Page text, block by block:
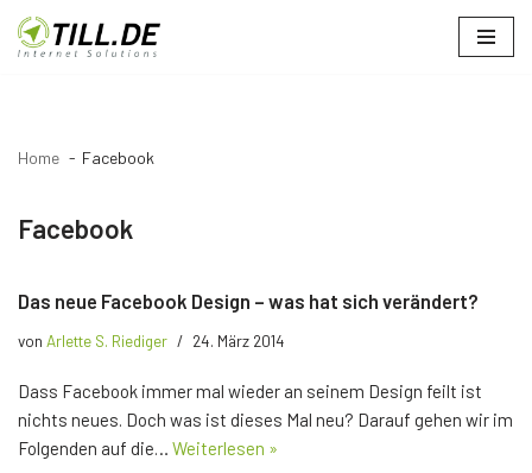
Zum
Home Facebook
Facebook
Das neue Facebook Design – was hat sich verändert?
von Arlette S. Riediger 24. März 2014
Dass Facebook immer mal wieder an seinem Design feilt ist
nichts neues. Doch was ist dieses Mal neu? Darauf gehen wir im
Folgenden auf die… Weiterlesen »